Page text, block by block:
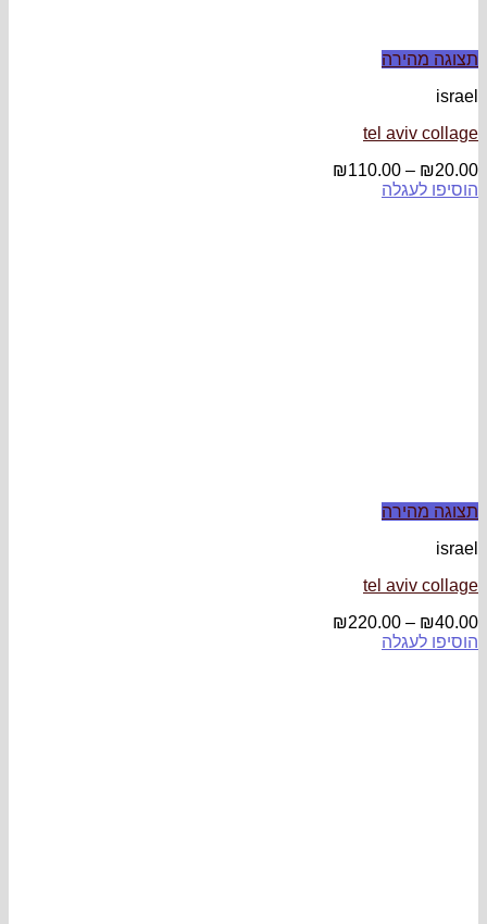
תצוגה מהירה
israel
tel aviv collage
₪20.00
–
₪110.00
הוסיפו לעגלה
תצוגה מהירה
israel
tel aviv collage
₪40.00
–
₪220.00
הוסיפו לעגלה